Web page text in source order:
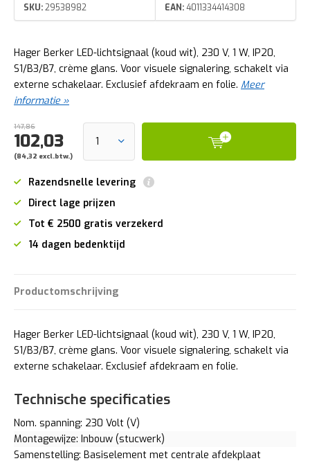
SKU:29538982 EAN:4011334414308
Hager Berker LED-lichtsignaal (koud wit), 230 V, 1 W, IP20,
S1/B3/B7, crème glans. Voor visuele signalering, schakelt via
externe schakelaar. Exclusief afdekraam en folie. Meer
informatie »
147,86
102,03
(84,32 excl.btw.)
Razendsnelle levering
Direct lage prijzen
Tot € 2500 gratis verzekerd
14 dagen bedenktijd
Productomschrijving
Hager Berker LED-lichtsignaal (koud wit), 230 V, 1 W, IP20,
S1/B3/B7, crème glans. Voor visuele signalering, schakelt via
externe schakelaar. Exclusief afdekraam en folie.
Technische specificaties
Nom. spanning: 230 Volt (V)
Montagewijze: Inbouw (stucwerk)
Samenstelling: Basiselement met centrale afdekplaat